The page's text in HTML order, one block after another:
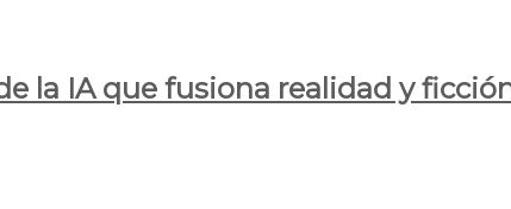
la IA que fusiona realidad y